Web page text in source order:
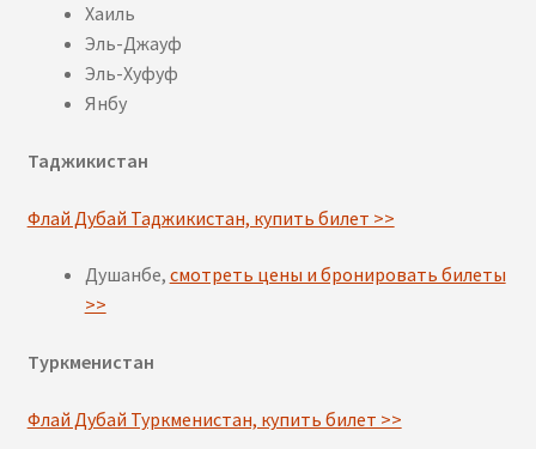
Хаиль
Эль-Джауф
Эль-Хуфуф
Янбу
Таджикистан
Флай Дубай Таджикистан, купить билет >>
Душанбе, смотреть цены и бронировать билеты
>>
Туркменистан
Флай Дубай Туркменистан, купить билет >>